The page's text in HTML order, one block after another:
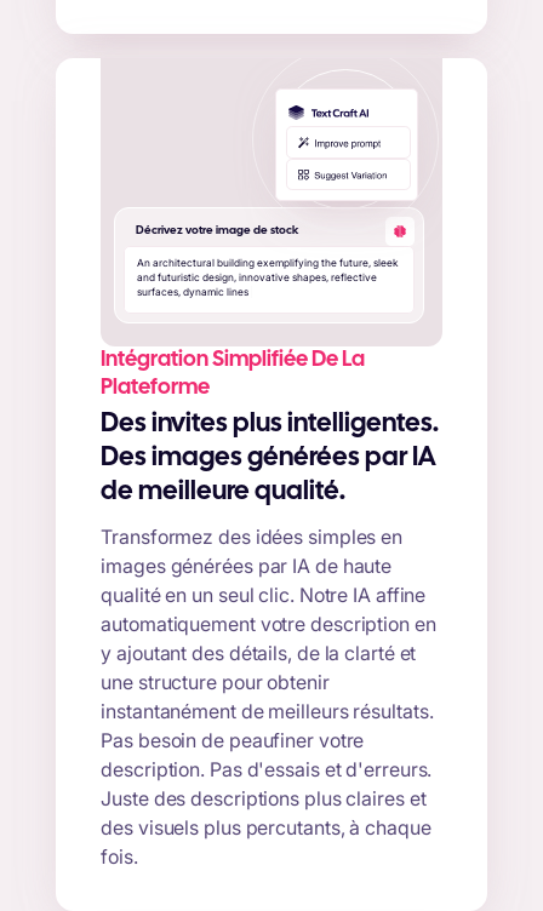
Décrivez votre image de stock
An architectural building exemplifying the future, sleek
and futuristic design, innovative shapes, reflective
surfaces, dynamic lines
Intégration Simplifiée De La
Plateforme
Des invites plus intelligentes.
Des images générées par IA
de meilleure qualité.
Transformez des idées simples en
images générées par IA de haute
qualité en un seul clic. Notre IA affine
automatiquement votre description en
y ajoutant des détails, de la clarté et
une structure pour obtenir
instantanément de meilleurs résultats.
Pas besoin de peaufiner votre
description. Pas d'essais et d'erreurs.
Juste des descriptions plus claires et
des visuels plus percutants, à chaque
fois.